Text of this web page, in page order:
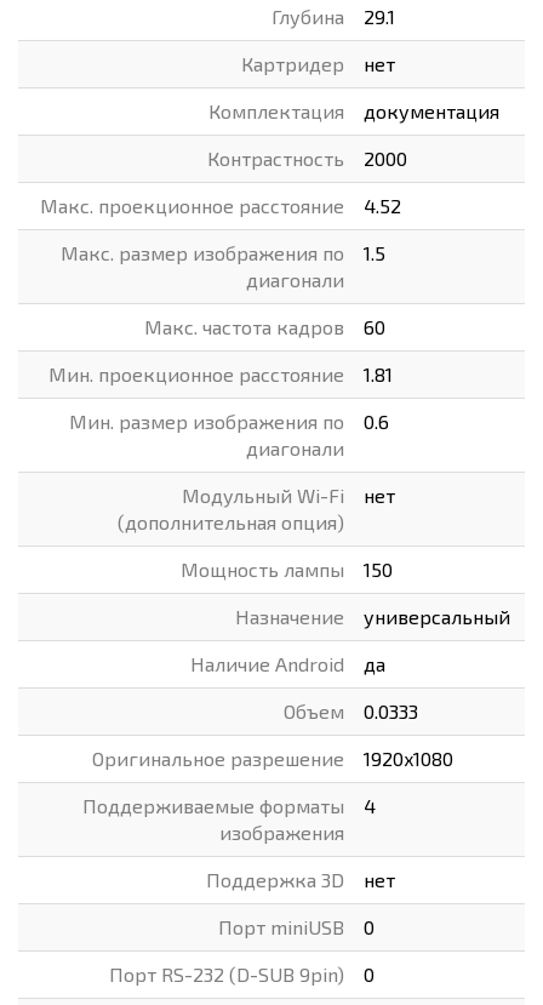
Глубина 29.1
Картридер нет
Комплектация документация
Контрастность 2000
Макс. проекционное расстояние 4.52
Макс. размер изображения по
диагонали
1.5
Макс. частота кадров 60
Мин. проекционное расстояние 1.81
Мин. размер изображения по
диагонали
0.6
Модульный Wi-Fi
(дополнительная опция)
нет
Мощность лампы 150
Назначение универсальный
Наличие Android да
Объем 0.0333
Оригинальное разрешение 1920x1080
Поддерживаемые форматы
изображения
4
Поддержка 3D нет
Порт miniUSB 0
Порт RS-232 (D-SUB 9pin) 0